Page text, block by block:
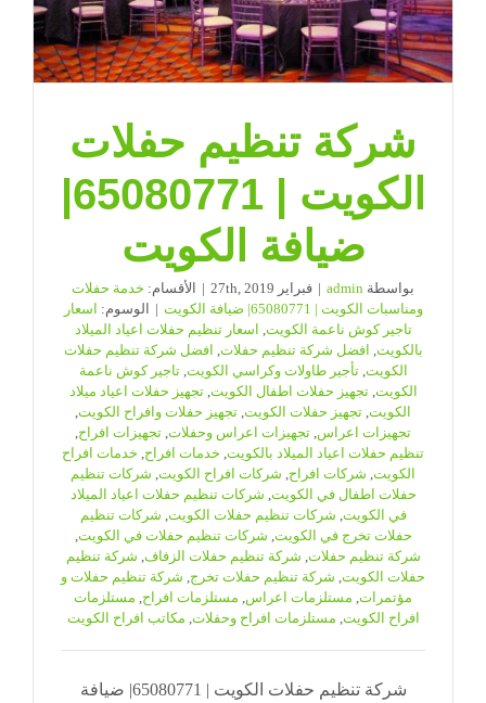
شركة تنظيم حفلات
الكويت | 65080771|
ضيافة الكويت
بواسطة admin
| فبراير 27th, 2019 | الأقسام: خدمة حفلات
ومناسبات الكويت | 65080771| ضيافة الكويت
| الوسوم: اسعار
تاجير كوش ناعمة الكويت, اسعار تنظيم حفلات اعياد الميلاد
بالكويت, افضل شركة تنظيم حفلات, افضل شركة تنظيم حفلات
الكويت,تأجير طاولات وكراسي الكويت,تاجير كوش ناعمة
الكويت,تجهيز حفلات اطفال الكويت,تجهيز حفلات اعياد ميلاد
الكويت, تجهيز حفلات الكويت, تجهيز حفلات وافراح الكويت,
تجهيزات اعراس, تجهيزات اعراس وحفلات, تجهيزات افراح,
تنظيم حفلات اعياد الميلاد بالكويت, خدمات افراح, خدمات افراح
الكويت, شركات افراح, شركات افراح الكويت, شركات تنظيم
حفلات اطفال في الكويت, شركات تنظيم حفلات اعياد الميلاد
في الكويت, شركات تنظيم حفلات الكويت, شركات تنظيم
حفلات تخرج في الكويت, شركات تنظيم حفلات في الكويت,
شركة تنظيم حفلات, شركة تنظيم حفلات الزفاف, شركة تنظيم
حفلات الكويت, شركة تنظيم حفلات تخرج, شركة تنظيم حفلات و
مؤتمرات, مستلزمات اعراس, مستلزمات افراح, مستلزمات
افراح الكويت, مستلزمات افراح وحفلات, مكاتب افراح الكويت
شركة تنظيم حفلات الكويت | 65080771| ضيافة